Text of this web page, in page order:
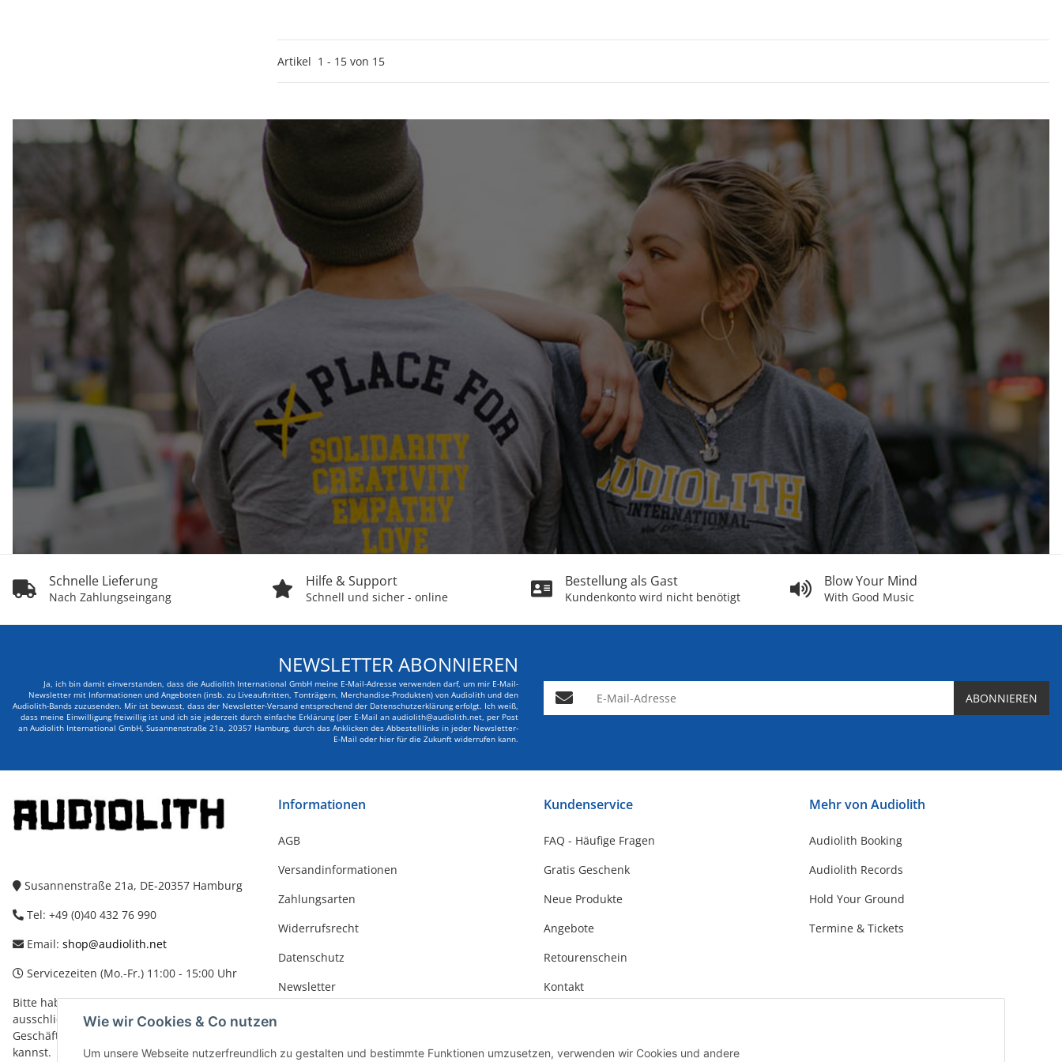
Wie wir Cookies & Co nutzen
Um unsere Webseite nutzerfreundlich zu gestalten und bestimmte Funktionen umzusetzen, verwenden wir Cookies und andere
Artikel 1 - 15 von 15
Schnelle Lieferung
Nach Zahlungseingang
Hilfe & Support
Schnell und sicher - online
Bestellung als Gast
Kundenkonto wird nicht benötigt
Blow Your Mind
With Good Music
NEWSLETTER ABONNIEREN
Ja, ich bin damit einverstanden, dass die Audiolith International GmbH meine E-Mail-Adresse verwenden darf, um mir E-Mail-
Newsletter mit Informationen und Angeboten (insb. zu Liveauftritten, Tonträgern, Merchandise-Produkten) von Audiolith und den
Audiolith-Bands zuzusenden. Mir ist bewusst, dass der Newsletter-Versand entsprechend der Datenschutzerklärung erfolgt. Ich weiß,
dass meine Einwilligung freiwillig ist und ich sie jederzeit durch einfache Erklärung (per E-Mail an audiolith@audiolith.net, per Post
an Audiolith International GmbH, Susannenstraße 21a, 20357 Hamburg, durch das Anklicken des Abbestelllinks in jeder Newsletter-
E-Mail oder hier für die Zukunft widerrufen kann.
E-Mail-Adresse ABONNIEREN
Susannenstraße 21a, DE-20357 Hamburg
Tel: +49 (0)40 432 76 990
Email: shop@audiolith.net
Servicezeiten (Mo.-Fr.) 11:00 - 15:00 Uhr
Bitte habe Verständnis dafür, dass Du uns
ausschließlich zu den oben genannten
Geschäftszeiten telefonisch kontaktieren
kannst.
Informationen
AGB
Versandinformationen
Zahlungsarten
Widerrufsrecht
Datenschutz
Newsletter
Kundenservice
FAQ - Häufige Fragen
Gratis Geschenk
Neue Produkte
Angebote
Retourenschein
Kontakt
Mehr von Audiolith
Audiolith Booking
Audiolith Records
Hold Your Ground
Termine & Tickets